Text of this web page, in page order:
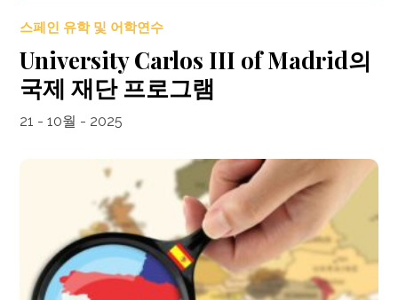
스페인 유학 및 어학연수
University Carlos III of Madrid의
국제 재단 프로그램
21 - 10월 - 2025